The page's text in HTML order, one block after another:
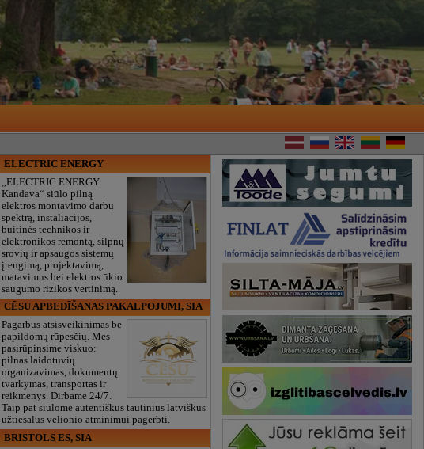
ELECTRIC ENERGY
„ELECTRIC ENERGY
Kandava“ siūlo pilną
elektros montavimo darbų
spektrą, instaliacijos,
buitinės technikos ir
elektronikos remontą, silpnų
srovių ir apsaugos sistemų
įrengimą, projektavimą,
matavimus bei elektros ūkio
saugumo rizikos vertinimą.
CĒSU APBEDĪŠANAS PAKALPOJUMI, SIA
Pagarbus atsisveikinimas be
papildomų rūpesčių. Mes
pasirūpinsime viskuo:
pilnas laidotuvių
organizavimas, dokumentų
tvarkymas, transportas ir
reikmenys. Dirbame 24/7.
Taip pat siūlome autentiškus tautinius latviškus
užtiesalus velionio atminimui pagerbti.
BRISTOLS ES, SIA